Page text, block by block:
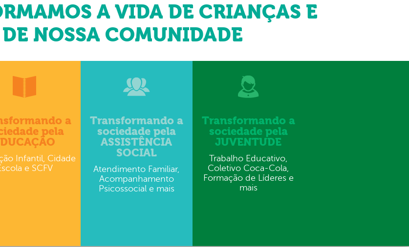
A VIDA DE CRIANÇAS E
NOSSA COMUNIDADE
a
pela
Infantil, Cidade
e SCFV
Transformando a
sociedade pela
ASSISTÊNCIA
SOCIAL
Atendimento Familiar,
Acompanhamento
Psicossocial e mais
Transformando a
sociedade pela
JUVENTUDE
Trabalho Educativo,
Coletivo Coca-Cola,
Formação de Líderes e
mais